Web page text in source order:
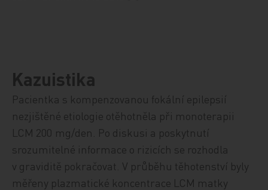
Kazuistika
Pacientka s kompenzovanou fokální epilepsií
nezjištěné etiologie otěhotněla při monoterapii
LCM 200 mg/den. Po diskusi a poskytnutí
srozumitelné informace o rizicích se rozhodla
v graviditě pokračovat. V průběhu těhotenství byly
měřeny plazmatické koncentrace LCM matky